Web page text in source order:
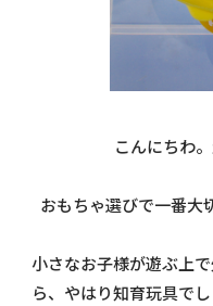
こんにちわ
おもちゃ選びで一番大
小さなお子様が遊ぶ上
ら、やはり知育玩具で